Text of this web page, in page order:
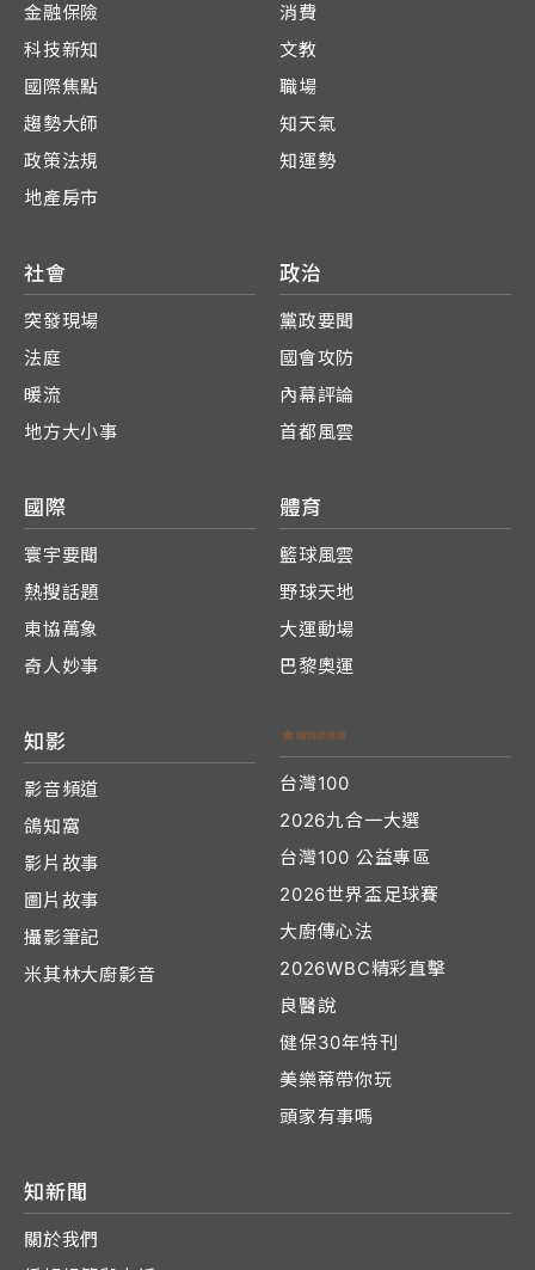
金融保險
科技新知
國際焦點
趨勢大師
政策法規
地產房市
消費
文教
職場
知天氣
知運勢
社會
突發現場
法庭
暖流
地方大小事
政治
黨政要聞
國會攻防
內幕評論
首都風雲
國際
寰宇要聞
熱搜話題
東協萬象
奇人妙事
體育
籃球風雲
野球天地
大運動場
巴黎奧運
知影
影音頻道
鴿知窩
影片故事
圖片故事
攝影筆記
米其林大廚影音
台灣100
2026九合一大選
台灣100 公益專區
2026世界盃足球賽
大廚傳心法
2026WBC精彩直擊
良醫說
健保30年特刊
美樂蒂帶你玩
頭家有事嗎
知新聞
關於我們